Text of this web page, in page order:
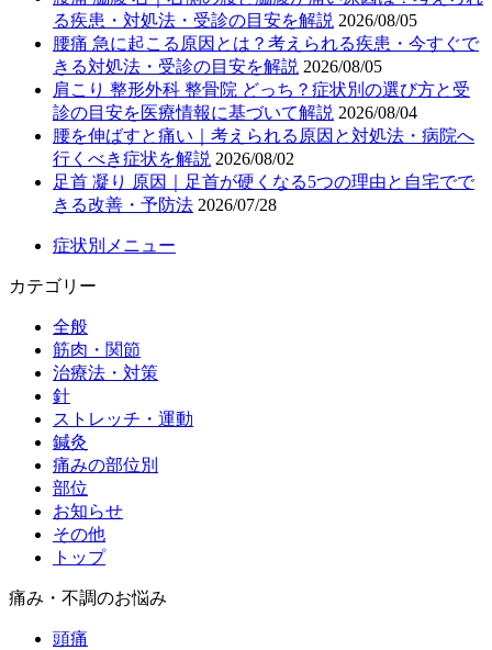
る疾患・対処法・受診の目安を解説 2026/08/05
腰痛 急に起こる原因とは？考えられる疾患・今すぐで
きる対処法・受診の目安を解説 2026/08/05
肩こり 整形外科 整骨院 どっち？症状別の選び方と受
診の目安を医療情報に基づいて解説 2026/08/04
腰を伸ばすと痛い｜考えられる原因と対処法・病院へ
行くべき症状を解説 2026/08/02
足首 凝り 原因｜足首が硬くなる5つの理由と自宅でで
きる改善・予防法 2026/07/28
症状別メニュー
カテゴリー
全般
筋肉・関節
治療法・対策
針
ストレッチ・運動
鍼灸
痛みの部位別
部位
お知らせ
その他
トップ
痛み・不調のお悩み
頭痛